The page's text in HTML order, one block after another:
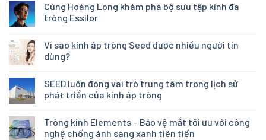
Cùng Hoàng Long khám phá bộ sưu tập kính đa
tròng Essilor
Vì sao kính áp tròng Seed được nhiều người tin
dùng?
SEED luôn đóng vai trò trung tâm trong lịch sử
phát triển của kính áp tròng
Tròng kính Elements – Bảo vệ mắt tối ưu với công
nghệ chống ánh sáng xanh tiên tiến